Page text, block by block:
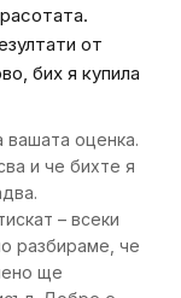
от
бих я купила
оценка.
и че бихте я
– всеки
разбираме, че
ще